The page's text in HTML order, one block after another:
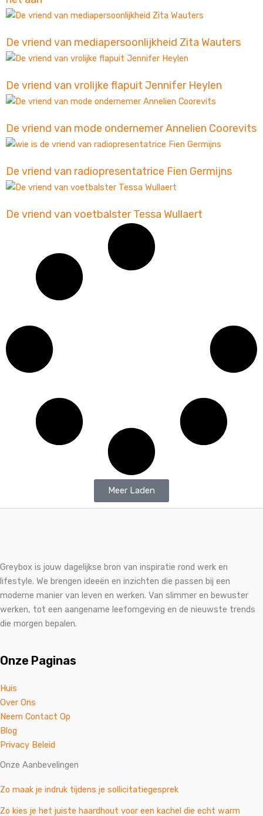
De vriend van mediapersoonlijkheid Zita Wauters
De vriend van vrolijke flapuit Jennifer Heylen
De vriend van mode ondernemer Annelien Coorevits
De vriend van radiopresentatrice Fien Germijns
De vriend van voetbalster Tessa Wullaert
Meer Laden
Greybox is jouw dagelijkse bron van inspiratie rond werk en
lifestyle. We brengen ideeën en inzichten die passen bij een
moderne manier van leven en werken. Van slimmer en bewuster
werken, tot een aangename leefomgeving en de nieuwste trends
die morgen bepalen.
Onze Paginas
Huis
Over Ons
Neem Contact Op
Blog
Privacy Beleid
Onze Aanbevelingen
Zo maak je indruk tijdens je sollicitatiegesprek
Zo kies je het juiste haardhout voor een kachel die echt warm